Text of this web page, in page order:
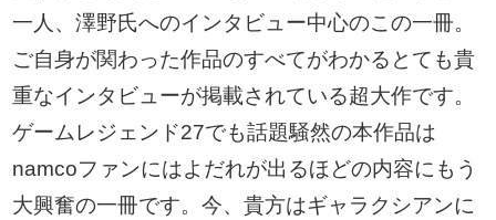
一人、澤野氏へのインタビュー中心のこの一冊。
ご自身が関わった作品のすべてがわかるとても貴
重なインタビューが掲載されている超大作です。
ゲームレジェンド27でも話題騒然の本作品は
namcoファンにはよだれが出るほどの内容にもう
大興奮の一冊です。今、貴方はギャラクシアンに